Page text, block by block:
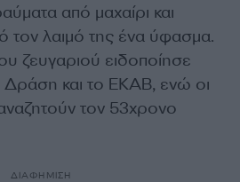
από μαχαίρι και
τον λαιμό της ένα ύφασμα.
ζευγαριού ειδοποίησε
και το ΕΚΑΒ, ενώ οι
τον 53χρονο
ΔΙΑΦΗΜΙΣΗ